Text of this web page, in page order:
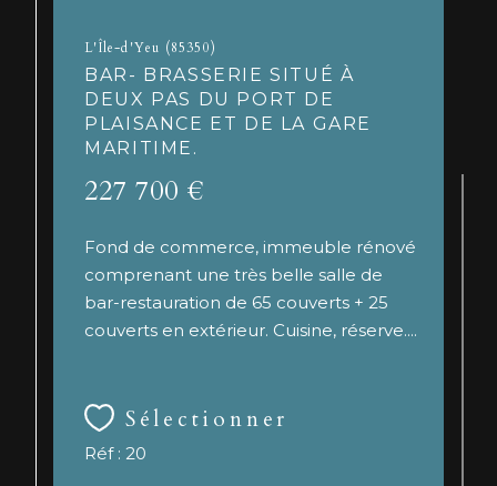
L'Île-d'Yeu (85350)
BAR- BRASSERIE SITUÉ À
DEUX PAS DU PORT DE
PLAISANCE ET DE LA GARE
MARITIME.
227 700 €
Fond de commerce, immeuble rénové
comprenant une très belle salle de
bar-restauration de 65 couverts + 25
couverts en extérieur. Cuisine, réserve....
Sélectionner
Réf : 20